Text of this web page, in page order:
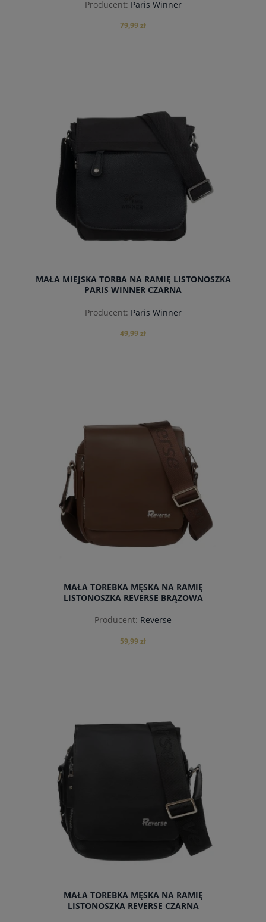
Producent: Paris Winner
79,99 zł
MAŁA MIEJSKA TORBA NA RAMIĘ LISTONOSZKA
PARIS WINNER CZARNA
Producent: Paris Winner
49,99 zł
MAŁA TOREBKA MĘSKA NA RAMIĘ
LISTONOSZKA REVERSE BRĄZOWA
Producent: Reverse
59,99 zł
MAŁA TOREBKA MĘSKA NA RAMIĘ
LISTONOSZKA REVERSE CZARNA